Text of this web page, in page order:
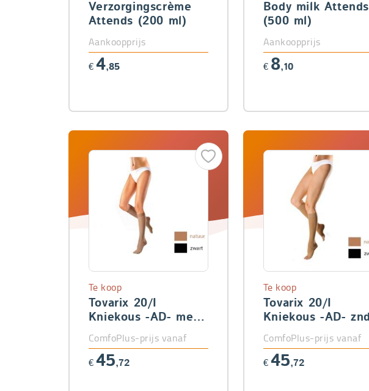
Verzorgingscrème
Attends (200 ml)
Aankoopprijs
€ 4,85
Body milk Attends
(500 ml)
Aankoopprijs
€ 8,10
Tovarix 20/I
Kniekous -AD- met
teen
Te koop
ComfoPlus-prijs vanaf
€ 45,72
Tovarix 20/I
Kniekous -AD- znd
teen
Te koop
ComfoPlus-prijs vanaf
€ 45,72